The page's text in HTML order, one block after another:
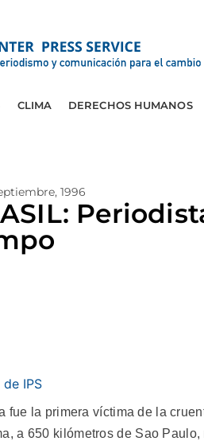
CLIMA DERECHOS HUMANOS
1996
IPS
fue la primera víctima de la
a 650 kilómetros de Sao